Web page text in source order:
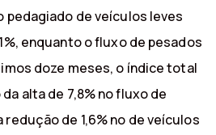
pedagiado de veículos leves
enquanto o fluxo de pesados
doze meses, o índice total
alta de 7,8% no fluxo de
de 1,6% no de veículos